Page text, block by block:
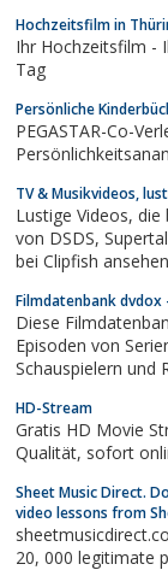
Kung-Fu, Tui-Shou und Qi-Gong. Wir bieten einmalige DVDs mit
Übungen zu
Hochzeitsfilm in
Ihr Hochzeitsfilm -
Tag
Persönliche
PEGASTAR-Co-
TV & Musikvideos,
Lustige Videos, die besten Musikvideos und alle TV-Highlights
von DSDS, Supertalent, Dschungelcamp und Big Brother jetzt
bei Clipfish
Filmdatenbank dvdox
Diese
Episoden von Serien
Schauspielern und
HD-Stream
Gratis HD Movie
Qualität, sofort
Sheet Music Direct.
video lessons from
20, 000 legitimate